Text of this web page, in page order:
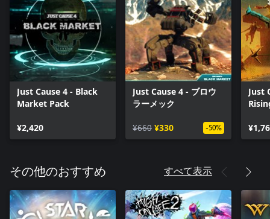
Just Cause 4 - Black
Market Pack
¥2,420
Just Cause 4 - ブロウ
ラーメック
¥660 ¥330 -50%
Just
その他のおすすめ すべて表示